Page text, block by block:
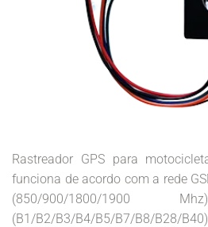
Rastreador GPS para
funciona de acordo com a rede
(850/900/1800/
(B1/B2/B3/B4/B5/B7/B8/B28/